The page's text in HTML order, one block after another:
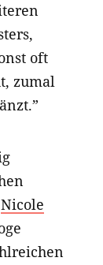
oft
zumal
Nicole